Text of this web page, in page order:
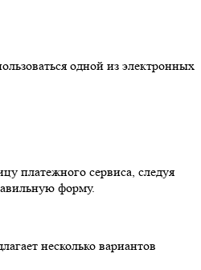
одной из электронных
платежного сервиса, следуя
форму.
несколько вариантов